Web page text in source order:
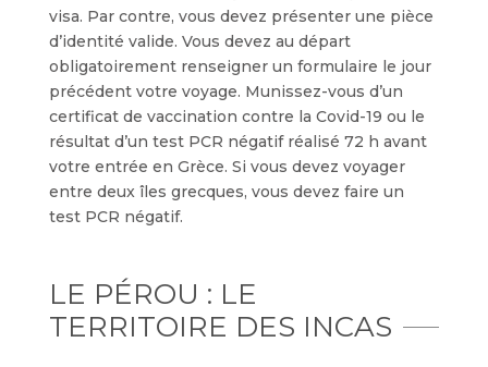
visa. Par contre, vous devez présenter une pièce
d’identité valide. Vous devez au départ
obligatoirement renseigner un formulaire le jour
précédent votre voyage. Munissez-vous d’un
certificat de vaccination contre la Covid-19 ou le
résultat d’un test PCR négatif réalisé 72 h avant
votre entrée en Grèce. Si vous devez voyager
entre deux îles grecques, vous devez faire un
test PCR négatif.
LE PÉROU : LE
TERRITOIRE DES INCAS